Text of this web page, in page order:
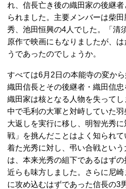
れ、信長亡き後の織田家の後継
られました。主要メンバーは柴
秀、池田恒興の4人でした。「清
原作で映画にもなりましたが、
うであったのでしょうか。
すべては6月2日の本能寺の変か
織田信長とその後継者・織田信忠
織田家は核となる人物を失って
中で毛利の大軍と対峙していた
大返しを実行に移し、明智光秀
戦」を挑んだことはよく知られ
着た光秀に対し、弔い合戦とい
は、本来光秀の組下であるはず
近らも味方しました。さらに尼
に攻め込むはずであった信長の3